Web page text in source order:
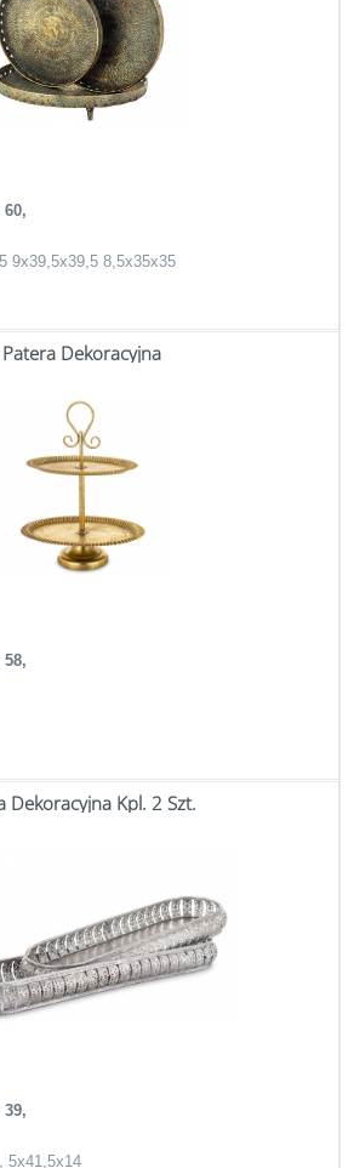
60,
9x39,5x39,5 8,5x35x35
Patera Dekoracyjna
58,
Dekoracyjna Kpl. 2 Szt.
39,
5x41,5x14